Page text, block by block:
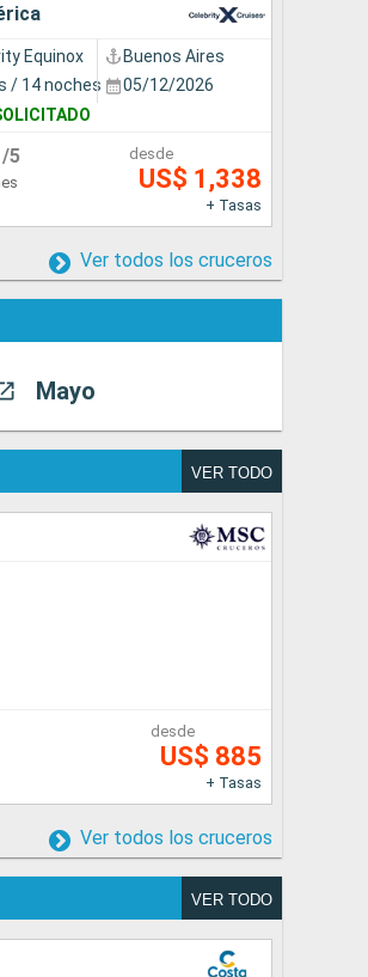
Equinox
Buenos Aires
/ 14 noches
05/12/2026
/5 desde
US$ 1,338
+ Tasas
Ver todos los cruceros
Mayo
VER TODO
desde
US$ 885
+ Tasas
Ver todos los cruceros
VER TODO